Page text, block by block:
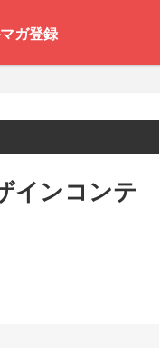
ガ登録
インコンテ